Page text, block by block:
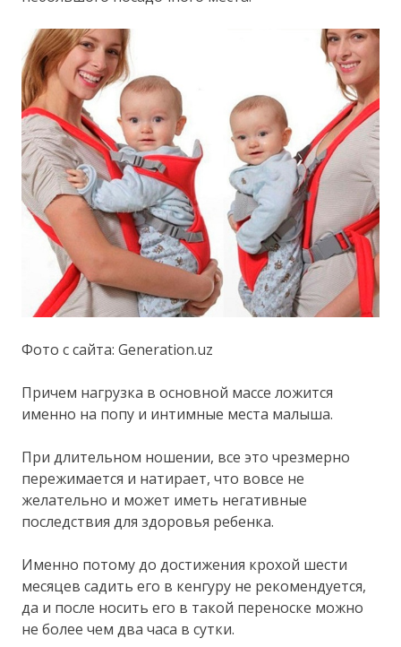
Фото с сайта: Generation.uz
Причем нагрузка в основной массе ложится
именно на попу и интимные места малыша.
При длительном ношении, все это чрезмерно
пережимается и натирает, что вовсе не
желательно и может иметь негативные
последствия для здоровья ребенка.
Именно потому до достижения крохой шести
месяцев садить его в кенгуру не рекомендуется,
да и после носить его в такой переноске можно
не более чем два часа в сутки.